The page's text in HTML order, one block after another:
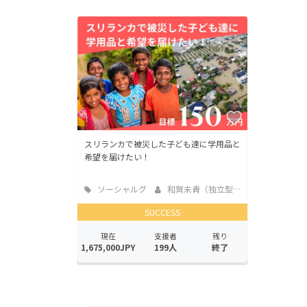
スリランカで被災した子ども達に学用品と
希望を届けたい！
ソーシャルグ
ッド
和賀未青（独立型精...
SUCCESS
現在
1,675,000JPY
支援者
199人
残り
終了